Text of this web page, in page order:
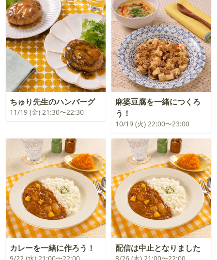
ちゅり先生のハンバーグ
11/19 (金) 21:30〜22:30
麻婆豆腐を一緒につくろ
う！
10/19 (火) 22:00〜23:00
カレーを一緒に作ろう！ 配信は中止となりました